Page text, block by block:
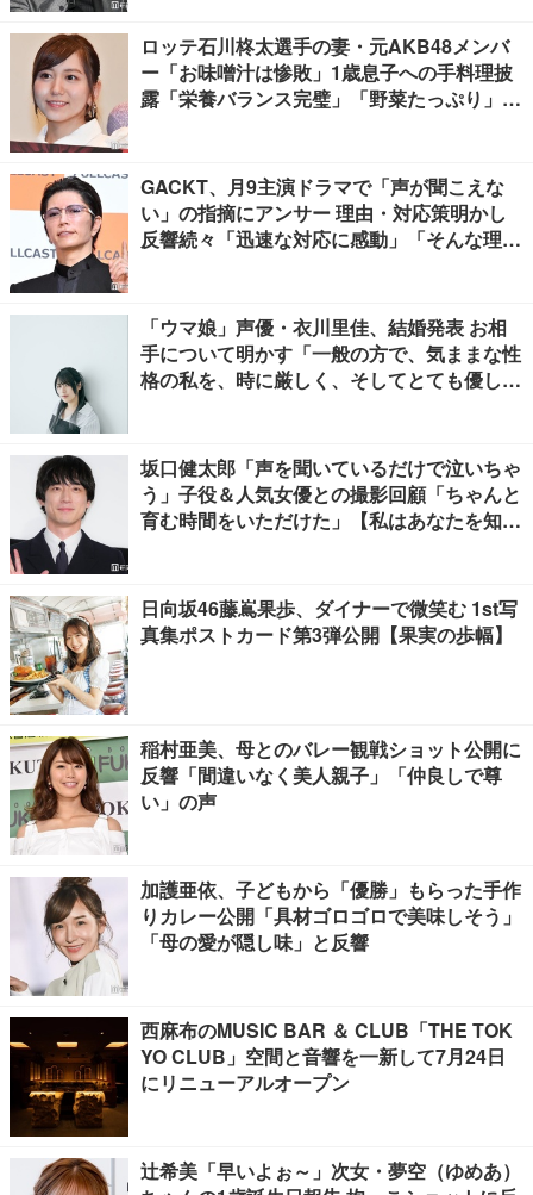
ロッテ石川柊太選手の妻・元AKB48メンバ
ー「お味噌汁は惨敗」1歳息子への手料理披
露「栄養バランス完璧」「野菜たっぷり」の
GACKT、月9主演ドラマで「声が聞こえな
い」の指摘にアンサー 理由・対応策明かし
反響続々「迅速な対応に感動」「そんな理由
「ウマ娘」声優・衣川里佳、結婚発表 お相
手について明かす「一般の方で、気ままな性
格の私を、時に厳しく、そしてとても優し
坂口健太郎「声を聞いているだけで泣いちゃ
う」子役＆人気女優との撮影回顧「ちゃんと
育む時間をいただけた」【私はあなたを知ら
日向坂46藤嶌果歩、ダイナーで微笑む 1st写
真集ポストカード第3弾公開【果実の歩幅】
稲村亜美、母とのバレー観戦ショット公開に
反響「間違いなく美人親子」「仲良しで尊
い」の声
加護亜依、子どもから「優勝」もらった手作
りカレー公開「具材ゴロゴロで美味しそう」
「母の愛が隠し味」と反響
西麻布のMUSIC BAR ＆ CLUB「THE TOK
YO CLUB」空間と音響を一新して7月24日
にリニューアルオープン
辻希美「早いよぉ～」次女・夢空（ゆめあ）